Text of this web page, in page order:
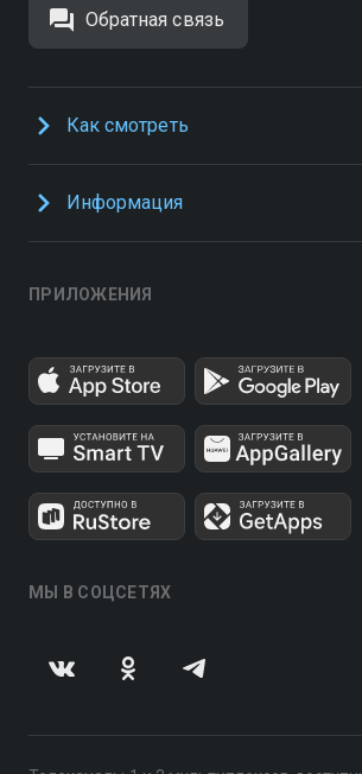
Обратная связь
Как смотреть
Информация
ПРИЛОЖЕНИЯ
МЫ В СОЦСЕТЯХ